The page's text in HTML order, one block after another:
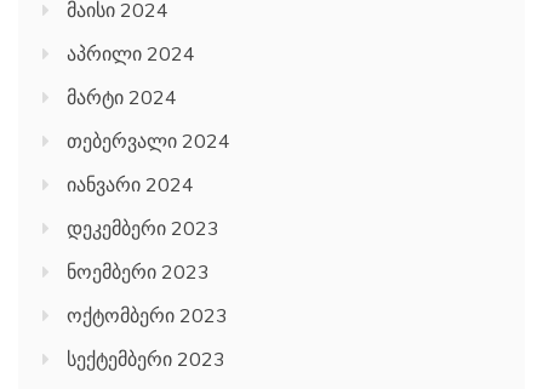
მაისი 2024
აპრილი 2024
მარტი 2024
თებერვალი 2024
იანვარი 2024
დეკემბერი 2023
ნოემბერი 2023
ოქტომბერი 2023
სექტემბერი 2023